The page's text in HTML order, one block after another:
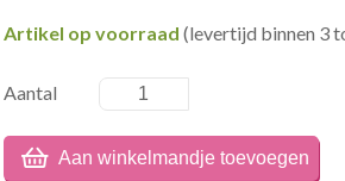
Artikel op voorraad (levertijd binnen 3
Aantal